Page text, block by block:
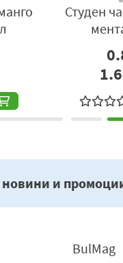
Студен
и
BulMag